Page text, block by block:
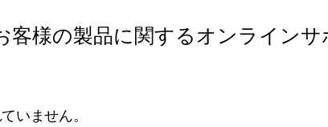
様の製品に関するオンラインサ
いません。